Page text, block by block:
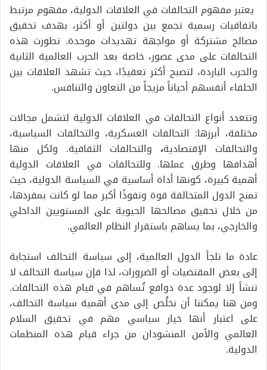
يعتبر مفهوم التحالفات في العلاقات الدولية، مفهوم مرتبط
باتفاقيات رسمية تجمع بين دولتين أو أكثر، بهدف تحقيق
مصالح مشتركة أو مواجهة تهديدات موحدة. تطورت هذه
التحالفات على مدى عصور، خاصة بعد الحرب العالمية الثانية
والحرب الباردة، لتصبح أكثر تعقيدًا، حيث تشهد العلاقات بين
الحلفاء أنفسهم أحياناً مزيجاً من التعاون والتنافس.
وتتعدد أنواع التحالفات في العلاقات الدولية لتشمل مجالات
مختلفة، أبرزها: التحالفات العسكرية، والتحالفات السياسية،
والتحالفات الإقتصادية، والتحالفات الثقافية. ولكل منها
أهدافها وطرق عملها. وللتحالفات في العلاقات الدولية
أهمية كبيرة، كونها أداة أساسية في السياسة الدولية، حيث
تمنح الدول المتحالفة قوة ونفوذًا أكبر مما لو كانت بمفردها،
من خلال تحقيق مصالحها الحيوية على المستويين الداخلي
والخارجي، بما يساهم باستقرار النظام العالمي.
عادة ما تلجأ الدول العالمية، إلى سياسة التحالف استجابة
إلى بعض المقتضيات أو الضرورات، لذا فإن سياسة التحالف لا
تنشأ إلا لوجود عدة دوافع تُساهم في قيام هذه التحالفات.
ومن هنا يمكننا أن نخلُص إلى مدى أهمية سياسة التحالف،
على اعتبار أنها خيار سياسي مهم في تحقيق السلام
العالمي والأمن المنشودان من جراء قيام هذه المنظمات
الدولية.